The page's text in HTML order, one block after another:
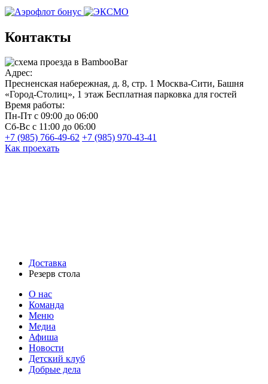
Контакты
Адрес:
Пресненская набережная, д. 8, стр. 1 Москва-Сити, Башня
«Город-Столиц», 1 этаж Бесплатная парковка для гостей
Время работы:
Пн-Пт с 09:00 до 06:00
Сб-Вс с 11:00 до 06:00
+7 (985) 766-49-62 +7 (985) 970-43-41
Как проехать
Доставка
Резерв стола
О нас
Команда
Меню
Медиа
Афиша
Новости
Детский клуб
Добрые дела